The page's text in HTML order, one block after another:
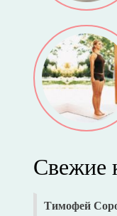
Свежие
Тимофей